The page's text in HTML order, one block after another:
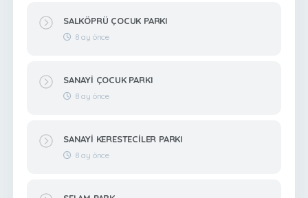
SALKÖPRÜ ÇOCUK PARKI
8 ay önce
SANAYİ ÇOCUK PARKI
8 ay önce
SANAYİ KERESTECİLER PARKI
8 ay önce